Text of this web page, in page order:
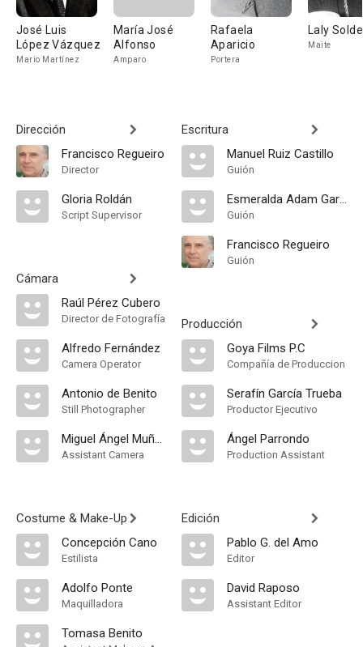
José Luis
López Vázquez
Mario Martínez
María José
Alfonso
Amparo
Rafaela
Aparicio
Portera
Laly
Maite
Dirección
Francisco Regueiro
Director
Gloria Roldán
Script Supervisor
Cámara
Raúl Pérez Cubero
Director de Fotografía
Alfredo Fernández
Camera Operator
Antonio de Benito
Still Photographer
Miguel Ángel Muñoz
Assistant Camera
Costume & Make-Up
Concepción Cano
Estilista
Adolfo Ponte
Maquilladora
Tomasa Benito
Escritura
Manuel Ruiz Castillo
Guión
Esmeralda Adam García
Guión
Francisco Regueiro
Guión
Producción
Goya Films P.C
Compañía de Produccion
Serafín García Trueba
Productor Ejecutivo
Ángel Parrondo
Production Assistant
Edición
Pablo G. del Amo
Editor
David Raposo
Assistant Editor